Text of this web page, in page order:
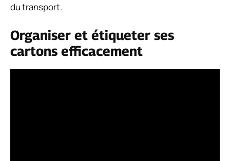
du transport.
Organiser et étiqueter ses
cartons efficacement